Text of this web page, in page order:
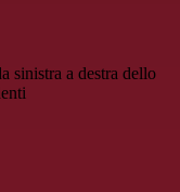
sinistra a destra dello